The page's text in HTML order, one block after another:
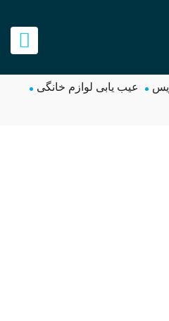
عیب یابی لوازم خانگی